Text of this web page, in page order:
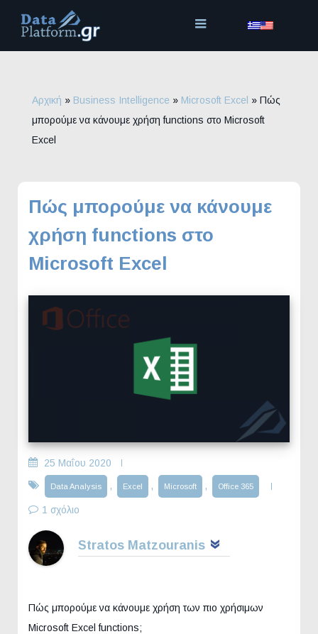
περιεχόμενο
Αρχική » Business Intelligence » Microsoft Excel » Πώς
μπορούμε να κάνουμε χρήση functions στο Microsoft
Excel
Πώς μπορούμε να κάνουμε
χρήση functions στο
Microsoft Excel
25 Μαΐου 2020
Data Analysis , Excel , Microsoft , Office 365
1 σχόλιο
Stratos Matzouranis
Πώς μπορούμε να κάνουμε χρήση των πιο χρήσιμων
Microsoft Excel functions;